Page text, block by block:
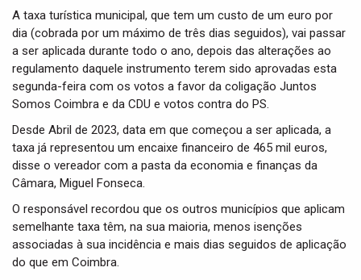
A taxa turística municipal, que tem um custo de um euro por
dia (cobrada por um máximo de três dias seguidos), vai passar
a ser aplicada durante todo o ano, depois das alterações ao
regulamento daquele instrumento terem sido aprovadas esta
segunda-feira com os votos a favor da coligação Juntos
Somos Coimbra e da CDU e votos contra do PS.
Desde Abril de 2023, data em que começou a ser aplicada, a
taxa já representou um encaixe financeiro de 465 mil euros,
disse o vereador com a pasta da economia e finanças da
Câmara, Miguel Fonseca.
O responsável recordou que os outros municípios que aplicam
semelhante taxa têm, na sua maioria, menos isenções
associadas à sua incidência e mais dias seguidos de aplicação
do que em Coimbra.